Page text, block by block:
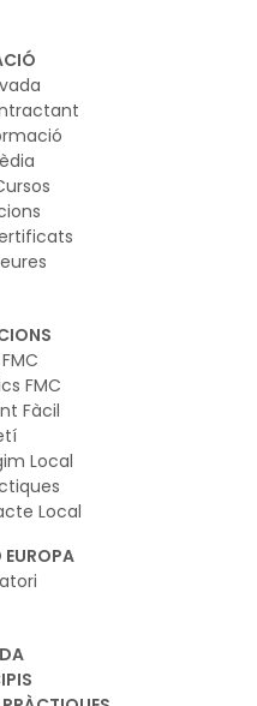
FMC
Fàcil
Local
Local
EUROPA